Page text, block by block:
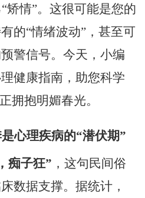
“矫情”。这很可能是您的
的“情绪波动”，甚至可
警信号。今天， 小编
健康指南，助您科学
拥抱明媚春光。
是心理疾病的“潜伏期”
痴子狂” ，这句民间俗
数据支撑。据统计，